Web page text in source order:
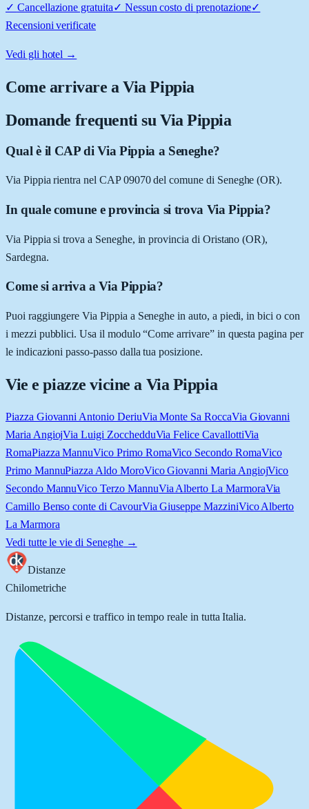
✓ Cancellazione gratuita✓ Nessun costo di prenotazione✓
Recensioni verificate
Vedi gli hotel →
Come arrivare aVia Pippia
Domande frequenti su Via Pippia
Qual è il CAP di Via Pippia a Seneghe?
Via Pippia rientra nel CAP 09070 del comune di Seneghe (OR).
In quale comune e provincia si trova Via Pippia?
Via Pippia si trova a Seneghe, in provincia di Oristano (OR),
Sardegna.
Come si arriva a Via Pippia?
Puoi raggiungere Via Pippia a Seneghe in auto, a piedi, in bici o con
i mezzi pubblici. Usa il modulo “Come arrivare” in questa pagina per
le indicazioni passo-passo dalla tua posizione.
Vie e piazze vicine a Via Pippia
Piazza Giovanni Antonio DeriuVia Monte Sa RoccaVia Giovanni
Maria AngiojVia Luigi ZocchedduVia Felice CavallottiVia
RomaPiazza MannuVico Primo RomaVico Secondo RomaVico
Primo MannuPiazza Aldo MoroVico Giovanni Maria AngiojVico
Secondo MannuVico Terzo MannuVia Alberto La MarmoraVia
Camillo Benso conte di CavourVia Giuseppe MazziniVico Alberto
La Marmora
Vedi tutte le vie di Seneghe→
Distanze
Chilometriche
Distanze, percorsi e traffico in tempo reale in tutta Italia.